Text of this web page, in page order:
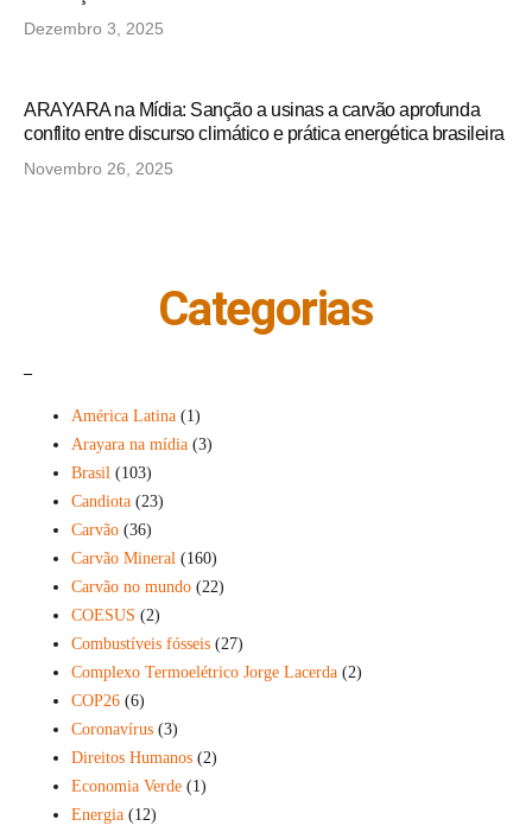
Dezembro 3, 2025
ARAYARA na Mídia: Sanção a usinas a carvão aprofunda
conflito entre discurso climático e prática energética brasileira
Novembro 26, 2025
Categorias
América Latina (1)
Arayara na mídia (3)
Brasil (103)
Candiota (23)
Carvão (36)
Carvão Mineral (160)
Carvão no mundo (22)
COESUS (2)
Combustíveis fósseis (27)
Complexo Termoelétrico Jorge Lacerda (2)
COP26 (6)
Coronavírus (3)
Direitos Humanos (2)
Economia Verde (1)
Energia (12)